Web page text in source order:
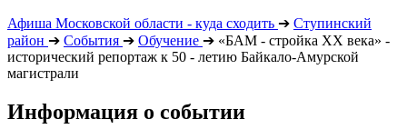
Афиша Московской области - куда сходить ➔ Ступинский
район ➔ События ➔ Обучение ➔ «БАМ - стройка ХХ века» -
исторический репортаж к 50 - летию Байкало-Амурской
магистрали
Информация о событии